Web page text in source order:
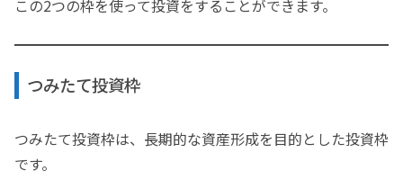
この2つの枠を使って投資をすることができます。
つみたて投資枠
つみたて投資枠は、長期的な資産形成を目的とした投資枠
です。